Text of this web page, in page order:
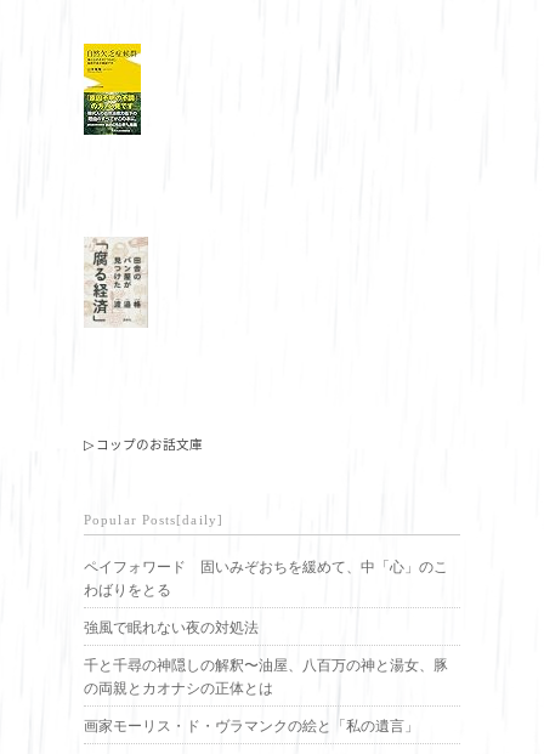
▷ コップのお話文庫
Popular Posts[daily]
ペイフォワード 固いみぞおちを緩めて、中「心」のこ
わばりをとる
強風で眠れない夜の対処法
千と千尋の神隠しの解釈〜油屋、八百万の神と湯女、豚
の両親とカオナシの正体とは
画家モーリス・ド・ヴラマンクの絵と「私の遺言」